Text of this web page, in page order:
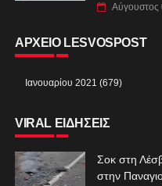
Αύγουστος
ΑΡΧΕΙΟ LESVOSPOST
VIRAL ΕΙΔΗΣΕΙΣ
Σοκ στη
στην